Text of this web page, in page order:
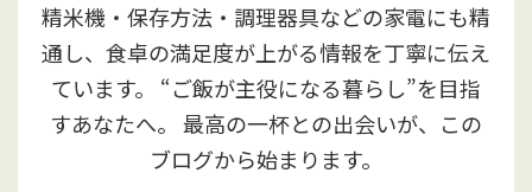
精米機・保存方法・調理器具などの家電にも精
通し、食卓の満足度が上がる情報を丁寧に伝え
ています。 “ご飯が主役になる暮らし”を目指
すあなたへ。 最高の一杯との出会いが、この
ブログから始まります。